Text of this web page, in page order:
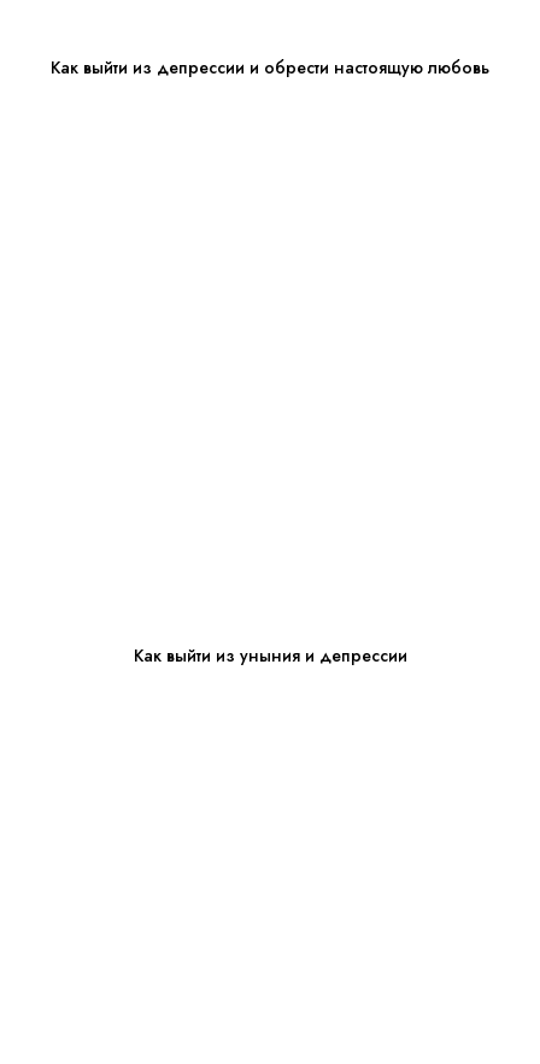
Как выйти из депрессии и обрести настоящую любовь
Как выйти из уныния и депрессии